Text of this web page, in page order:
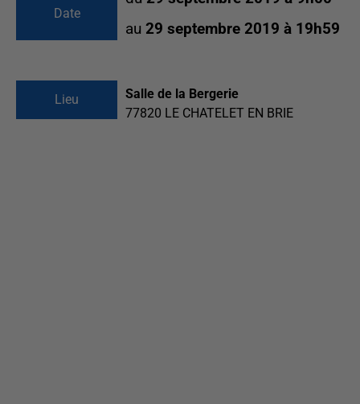
Date
au 29 septembre 2019 à 19h59
Lieu
Salle de la Bergerie
77820 LE CHATELET EN BRIE